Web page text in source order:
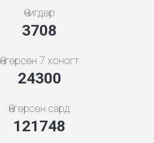
Өчигдөр
4279
Өнгөрсөн 7 хоногт
28038
Өнгөрсөн сард
140479